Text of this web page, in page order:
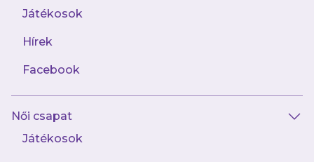
Játékosok
Hírek
Facebook
Női csapat
Játékosok